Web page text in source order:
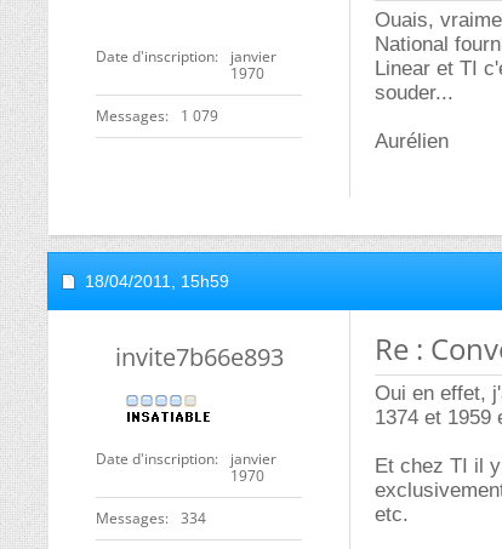
Date d'inscription
janvier
1970
Messages 1 079
Ouais,
National
Linear et TI
souder...
Aurélien
18/04/2011, 15h59
invite7b66e893
Date d'inscription
janvier
1970
Messages 334
Re :
Oui en effet,
1374 et 1959
Et chez TI il
etc.